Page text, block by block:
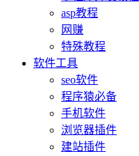
asp教程
网赚
特殊教程
软件工具
seo软件
程序猿必备
手机软件
浏览器插件
建站插件